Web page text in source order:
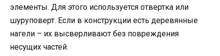
элементы. Для этого используется отвертка или
шуруповерт. Если в конструкции есть деревянные
нагели – их высверливают без повреждения
несущих частей.